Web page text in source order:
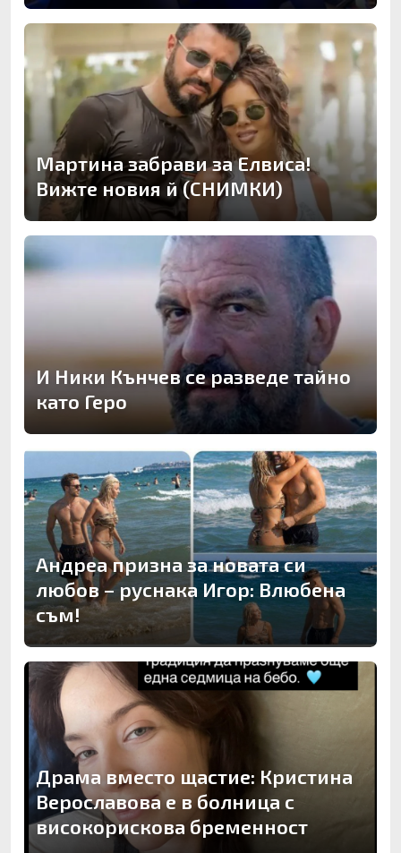
Мартина забрави за Елвиса!
Вижте новия й (СНИМКИ)
И Ники Кънчев се разведе тайно
като Геро
Андреа призна за новата си
любов – руснака Игор: Влюбена
съм!
Драма вместо щастие: Кристина
Верославова е в болница с
високорискова бременност